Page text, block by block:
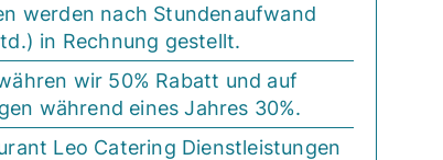
werden nach Stundenaufwand
in Rechnung gestellt.
wir 50% Rabatt und auf
während eines Jahres 30%.
Leo Catering Dienstleistungen